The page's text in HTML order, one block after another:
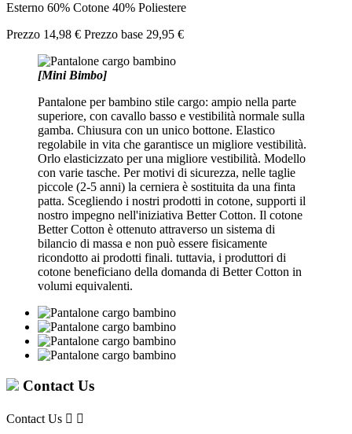
Esterno 60% Cotone 40% Poliestere
Prezzo 14,98 € Prezzo base 29,95 €
[Mini Bimbo]
Pantalone per bambino stile cargo: ampio nella parte
superiore, con cavallo basso e vestibilità normale sulla
gamba. Chiusura con un unico bottone. Elastico
regolabile in vita che garantisce un migliore vestibilità.
Orlo elasticizzato per una migliore vestibilità. Modello
con varie tasche. Per motivi di sicurezza, nelle taglie
piccole (2-5 anni) la cerniera è sostituita da una finta
patta. Scegliendo i nostri prodotti in cotone, supporti il
nostro impegno nell'iniziativa Better Cotton. Il cotone
Better Cotton è ottenuto attraverso un sistema di
bilancio di massa e non può essere fisicamente
ricondotto ai prodotti finali. tuttavia, i produttori di
cotone beneficiano della domanda di Better Cotton in
volumi equivalenti.
Contact Us
Contact Us  